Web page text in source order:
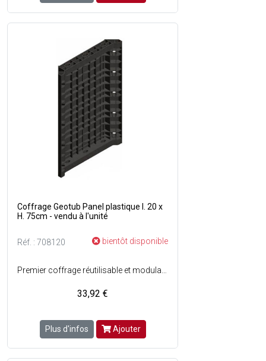
Coffrage Geotub Panel plastique l. 20 x
H. 75cm - vendu à l'unité
Réf. : 708120 bientôt disponible
33,92 €
Plus d'infos Ajouter